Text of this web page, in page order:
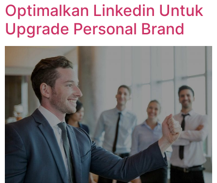
Optimalkan Linkedin Untuk
Upgrade Personal Brand